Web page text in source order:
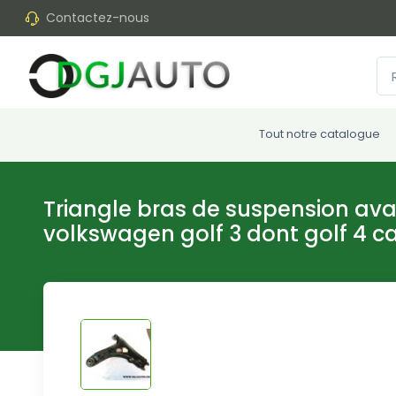
Contactez-nous
Tout notre catalogue
Triangle bras de suspension
volkswagen golf 3 dont golf 4